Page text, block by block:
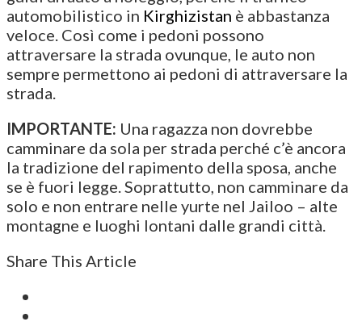
automobilistico in Kirghizistan è abbastanza
veloce. Così come i pedoni possono
attraversare la strada ovunque, le auto non
sempre permettono ai pedoni di attraversare la
strada.
IMPORTANTE: Una ragazza non dovrebbe
camminare da sola per strada perché c’è ancora
la tradizione del rapimento della sposa, anche
se è fuori legge. Soprattutto, non camminare da
solo e non entrare nelle yurte nel Jailoo – alte
montagne e luoghi lontani dalle grandi città.
Share This Article